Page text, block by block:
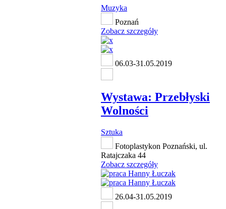
Muzyka
Poznań
Zobacz szczegóły
06.03-31.05.2019
Wystawa: Przebłyski
Wolności
Sztuka
Fotoplastykon Poznański, ul.
Ratajczaka 44
Zobacz szczegóły
26.04-31.05.2019